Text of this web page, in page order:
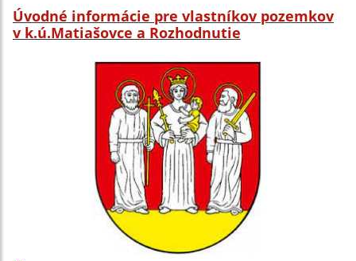
Úvodné informácie pre vlastníkov pozemkov
v k.ú.Matiašovce a Rozhodnutie